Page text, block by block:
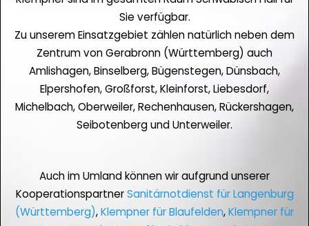
Sie verfügbar.
Zu unserem Einsatzgebiet zählen natürlich neben dem
Zentrum von Gerabronn (Württemberg) auch
Amlishagen, Binselberg, Bügenstegen, Dünsbach,
Elpershofen, Großforst, Kleinforst, Liebesdorf,
Michelbach, Oberweiler, Rechenhausen, Rückershagen,
Seibotenberg und Unterweiler.
Auch im Umland können wir aufgrund unserer
KooperationspartnerSanitärnotdienst für Langenburg
(Württemberg),Klempner für Blaufelden,Klempner für